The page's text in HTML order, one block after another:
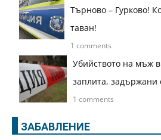
Търново – Гурково!
таван!
1 comments
Убийството на мъж
заплита, задържани
1 comments
ЗАБАВЛЕНИЕ